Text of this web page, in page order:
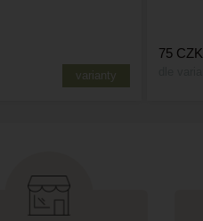
varianty
75 CZK